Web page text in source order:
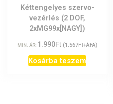
Kéttengelyes szervo-
vezérlés (2 DOF,
2xMG99x[NAGY])
MIN. ÁR: 1.990Ft (1.567Ft+ÁFA)
Kosárba teszem